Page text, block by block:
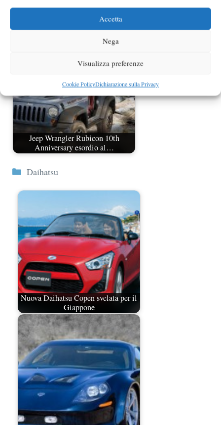
Accetta
Nega
Visualizza preferenze
Cookie PolicyDichiarazione sulla Privacy
Smart fortwo Brabus 10th anniversary
in serie limitata
Jeep Wrangler Rubicon 10th
Anniversary esordio al…
Categorie
Daihatsu
Nuova Daihatsu Copen svelata per il
Giappone